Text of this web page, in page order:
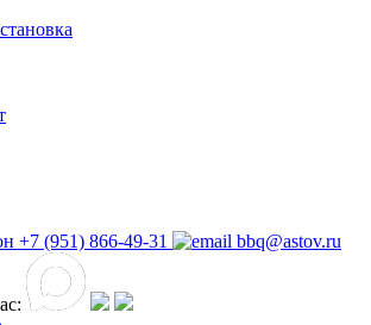
+7 (951) 866-49-31 bbq@astov.ru